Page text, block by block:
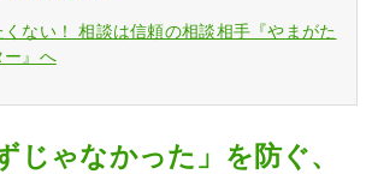
ない！ 相談は信頼の相談相手『やまがた
ー』へ
じゃなかった」を防ぐ、